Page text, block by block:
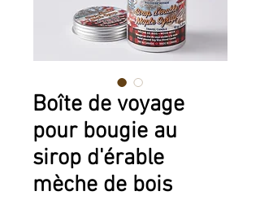
Boîte de voyage
pour bougie au
sirop d'érable
mèche de bois